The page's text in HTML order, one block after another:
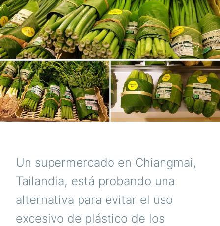
EL
Un supermercado en Chiangmai,
Tailandia, está probando una
alternativa para evitar el uso
excesivo de plástico de los